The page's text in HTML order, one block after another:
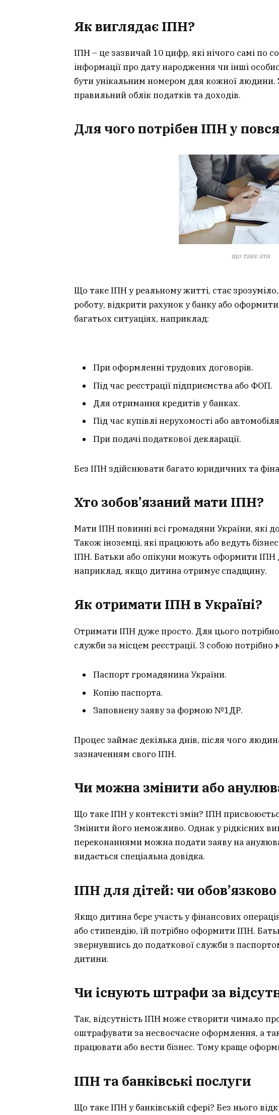
Як виглядає ІПН?
ІПН – це зазвичай 10 цифр, які нічого самі по
інформації про дату народження чи інші
бути унікальним номером для кожної людини.
правильний облік податків та доходів.
Для чого потрібен ІПН у
що таке іпн
Що таке ІПН у реальному житті, стає
роботу, відкрити рахунок у банку або
багатьох ситуаціях, наприклад:
При оформленні трудових договорів.
Під час реєстрації підприємства або ФОП.
Для отримання кредитів у банках.
Під час купівлі нерухомості або
При подачі податкової декларації.
Без ІПН здійснювати багато юридичних та
Хто зобов’язаний мати ІПН?
Мати ІПН повинні всі громадяни України, які
Також іноземці, які працюють або ведуть
ІПН. Батьки або опікуни можуть оформити ІПН
наприклад, якщо дитина отримує спадщину.
Як отримати ІПН в Україні?
Отримати ІПН дуже просто. Для цього
служби за місцем реєстрації. З собою потрібно
Паспорт громадянина України.
Копію паспорта.
Заповнену заяву за формою №1ДР.
Процес займає декілька днів, після чого
зазначенням свого ІПН.
Чи можна змінити або
Що таке ІПН у контексті змін? ІПН
Змінити його неможливо. Однак у рідкісних
переконаннями можна подати заяву на
видається спеціальна довідка.
ІПН для дітей: чи
Якщо дитина бере участь у фінансових
або стипендію, їй потрібно оформити ІПН.
звернувшись до податкової служби з
дитини.
Чи існують штрафи за
Так, відсутність ІПН може створити чимало
оштрафувати за несвоєчасне оформлення, а
працювати або вести бізнес. Тому краще
ІПН та банківські послуги
Що таке ІПН у банківській сфері? Без нього